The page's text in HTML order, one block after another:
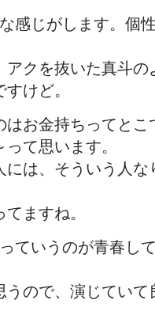
感じがします。個
アクを抜いた真斗
けど。
はお金持ちってとこ
て思います。
には、そういう人
ますね。
ていうのが青春し
うので、演じてい